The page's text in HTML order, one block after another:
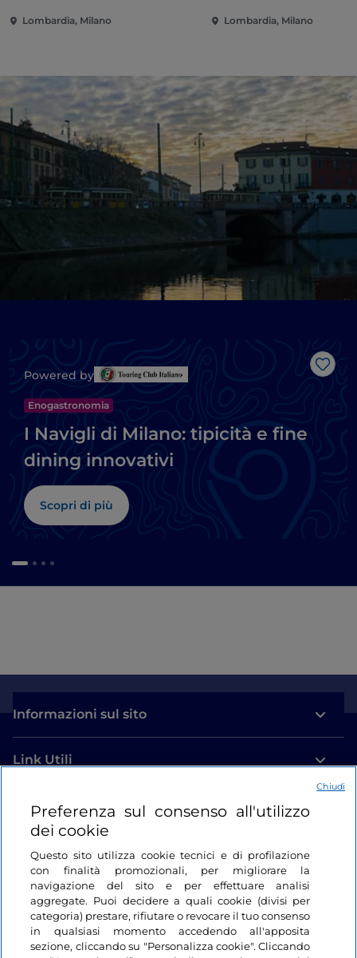
Lombardia, Milano Lombardia, Milano
Like
Powered by
Enogastronomia
I Navigli di Milano: tipicità e fine
dining innovativi
Scopri di più
Informazioni sul sito
Link Utili
Login
Restiamo in contatto
Preferenza sul consenso all'utilizzo
dei cookie
Questo sito utilizza cookie tecnici e di profilazione
con finalità promozionali, per migliorare la
navigazione del sito e per effettuare analisi
aggregate. Puoi decidere a quali cookie (divisi per
categoria) prestare, rifiutare o revocare il tuo consenso
in qualsiasi momento accedendo all'apposita
sezione, cliccando su "Personalizza cookie". Cliccando
Chiudi